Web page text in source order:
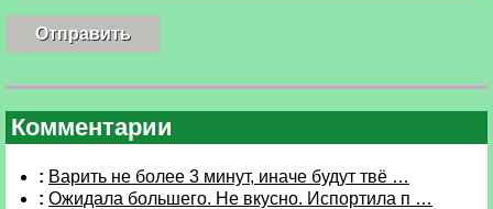
Комментарии
: Варить не более 3 минут, иначе будут твё …
: Ожидала большего. Не вкусно. Испортила п …